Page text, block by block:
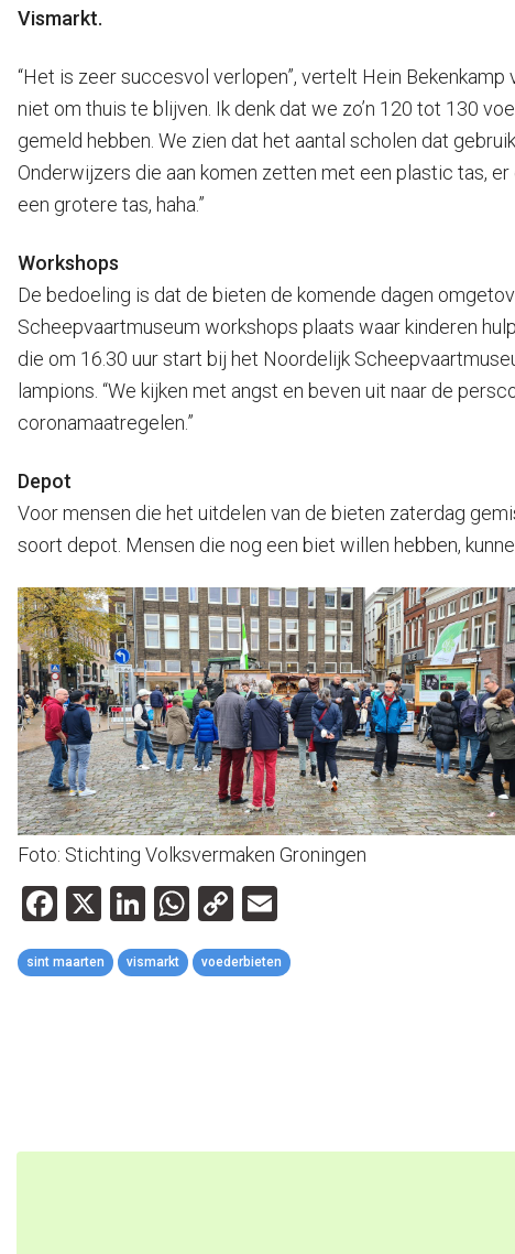
Vismarkt.
“Het is zeer succesvol verlopen”, vertelt Hein
niet om thuis te blijven. Ik denk dat we zo’n 120 tot 130
gemeld hebben. We zien dat het aantal scholen dat
Onderwijzers die aan komen zetten met een plastic tas,
een grotere tas, haha.”
Workshops
De bedoeling is dat de bieten de komende dagen
Scheepvaartmuseum workshops plaats waar kinderen
die om 16.30 uur start bij het Noordelijk
lampions. “We kijken met angst en beven uit naar de
coronamaatregelen.”
Depot
Voor mensen die het uitdelen van de bieten zaterdag
soort depot. Mensen die nog een biet willen hebben,
Foto: Stichting Volksvermaken Groningen
Facebook
X LinkedIn
WhatsApp
Copy
Link
sint maarten vismarkt voederbieten